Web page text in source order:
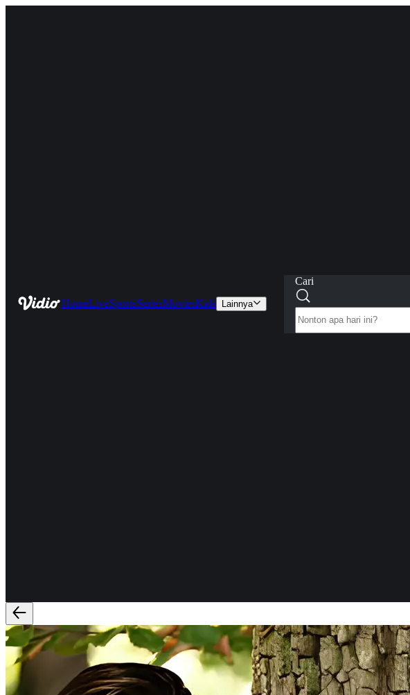
HomeLiveSportsSeriesMoviesKids Lainnya
Cari